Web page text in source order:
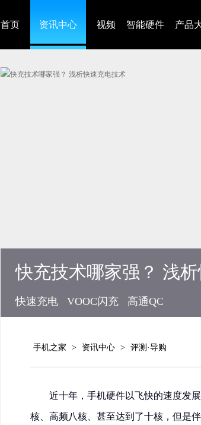
首页 资讯中心 视频 智能硬件 产品
快充技术哪家强？ 浅
快速充电 VOOC闪充 高通QC
手机之家 > 资讯中心 > 评测·导购
近十年，手机硬件以飞快的速度发
核、高频八核、甚至达到了十核，但是